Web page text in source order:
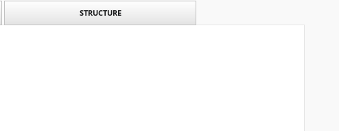
STRUCTURE